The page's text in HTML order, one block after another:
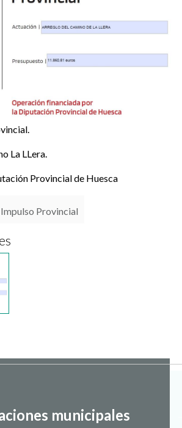
La LLera.
Provincial de Huesca
Impulso Provincial
municipales